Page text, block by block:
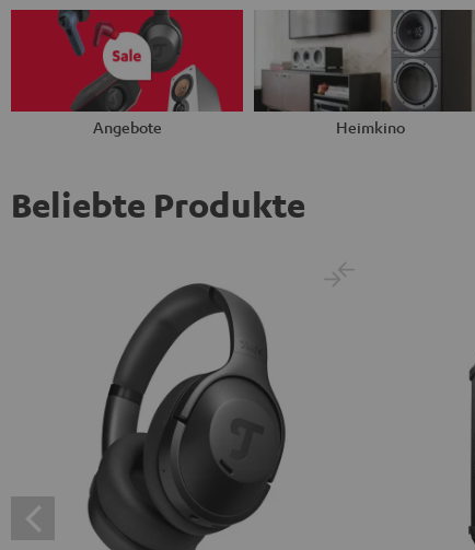
Angebote Heimkino
Beliebte Produkte